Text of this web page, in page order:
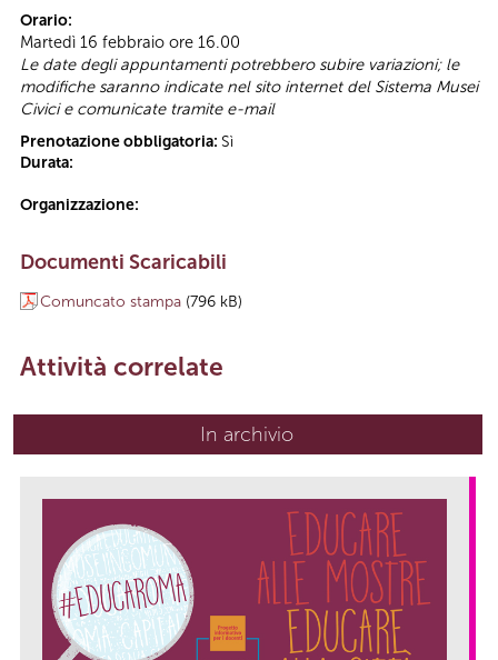
Orario:
Martedì 16 febbraio ore 16.00
Le date degli appuntamenti potrebbero subire variazioni; le
modifiche saranno indicate nel sito internet del Sistema Musei
Civici e comunicate tramite e-mail
Prenotazione obbligatoria: Sì
Durata:
Organizzazione:
Documenti Scaricabili
Comuncato stampa (796 kB)
Attività correlate
In archivio